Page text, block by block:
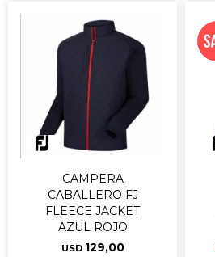
CAMPERA
CABALLERO FJ
FLEECE JACKET
AZUL ROJO
USD 129,00